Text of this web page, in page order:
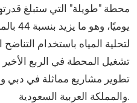
لتحلية المياه باستخدام
تطوير مشاريع مماثلة في دبي
والمملكة العربية السعودية.